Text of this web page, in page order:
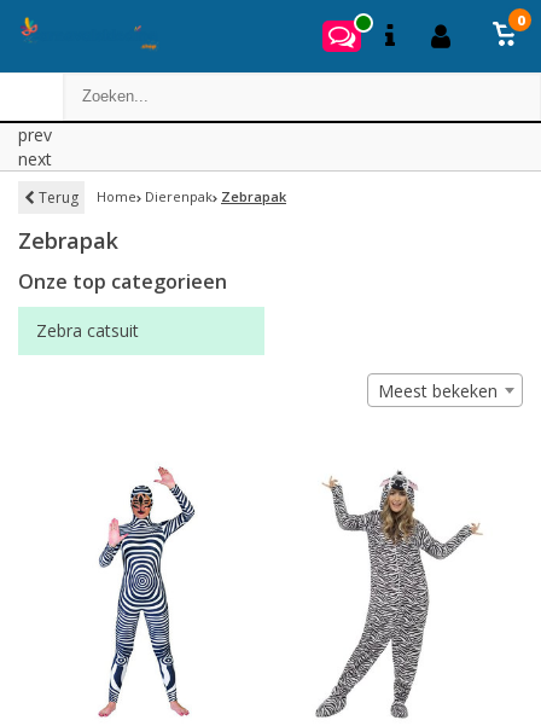
0
prev
next
Terug Home Dierenpak Zebrapak
Zebrapak
Onze top categorieen
Zebra catsuit
Meest bekeken